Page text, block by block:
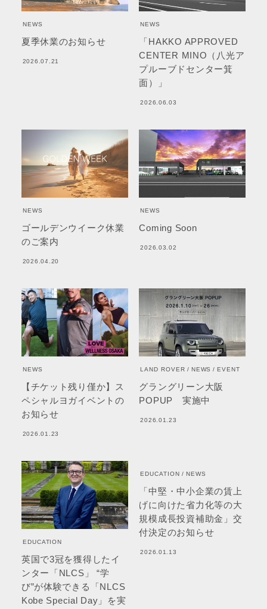
NEWS
夏季休業のお知らせ
2026.07.21
NEWS
「HAKKO APPROVED
CENTER MINO（八光ア
プルーブドセンター箕
面）」
2026.06.03
NEWS
ゴールデンウイーク休業
のご案内
2026.04.20
NEWS
Coming Soon
2026.03.02
NEWS
【チケット残り僅か】ス
ペシャルヨガイベントの
お知らせ
2026.01.23
LAND ROVER NEWS EVENT
グラングリーン大阪
POPUP 実施中
2026.01.23
EDUCATION
英国で3冠を獲得したイ
ンター「NLCS」 “学
び”が体験できる「NLCS
Kobe Special Day」を実
EDUCATION NEWS
「中堅・中小企業の賃上
げに向けた省力化等の大
規模成長投資補助金」交
付決定のお知らせ
2026.01.13